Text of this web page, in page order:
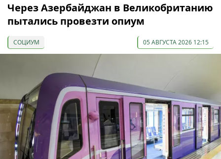
Через Азербайджан в Великобританию
пытались провезти опиум
СОЦИУМ 05 АВГУСТА 2026 12:15